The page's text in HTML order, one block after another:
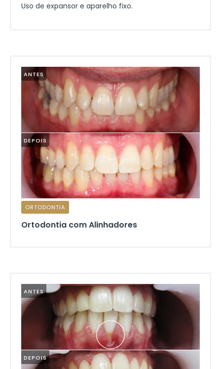
Uso de expansor e aparelho fixo.
ANTES
DEPOIS
ORTODONTIA
Ortodontia com Alinhadores
ANTES
DEPOIS